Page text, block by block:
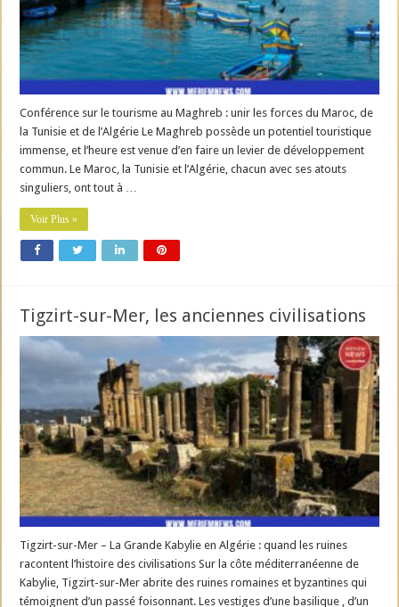
Conférence sur le tourisme au Maghreb : unir les forces du Maroc, de
la Tunisie et de l’Algérie Le Maghreb possède un potentiel touristique
immense, et l’heure est venue d’en faire un levier de développement
commun. Le Maroc, la Tunisie et l’Algérie, chacun avec ses atouts
singuliers, ont tout à …
Voir Plus »
Tigzirt-sur-Mer, les anciennes civilisations
Tigzirt-sur-Mer – La Grande Kabylie en Algérie : quand les ruines
racontent l’histoire des civilisations Sur la côte méditerranéenne de
Kabylie, Tigzirt-sur-Mer abrite des ruines romaines et byzantines qui
témoignent d’un passé foisonnant. Les vestiges d’une basilique , d’un